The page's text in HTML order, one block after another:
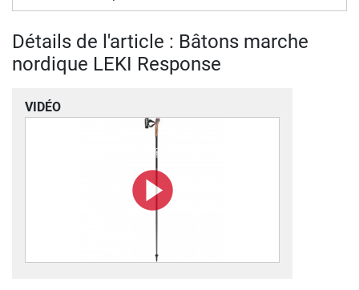
Détails de l'article : Bâtons marche
nordique LEKI Response
VIDÉO